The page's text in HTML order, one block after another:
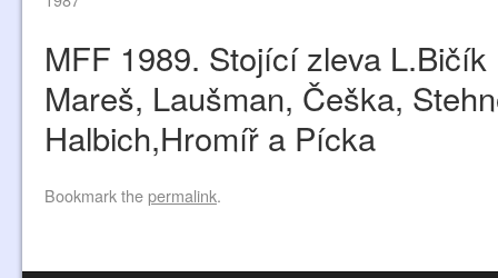
MFF 1989. Stojící zleva
Mareš, Laušman, Češka,
Halbich,Hromíř a Pícka
Bookmark thepermalink.